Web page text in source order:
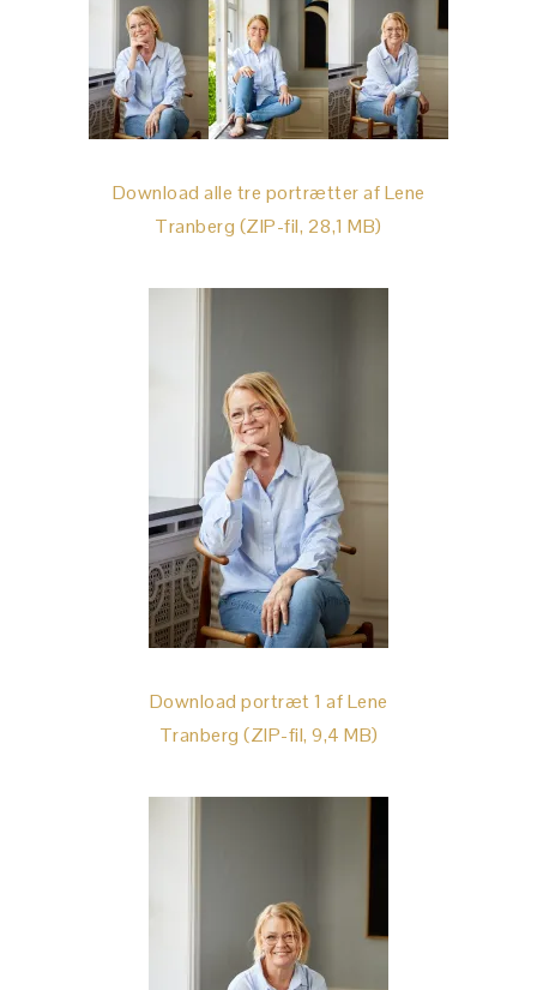
Download alle tre portrætter af Lene
Tranberg (ZIP-fil, 28,1 MB)
Download portræt 1 af Lene
Tranberg (ZIP-fil, 9,4 MB)